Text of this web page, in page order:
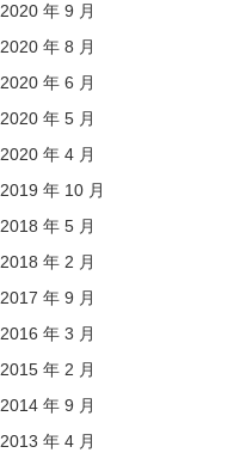
2020 年 9 月
2020 年 8 月
2020 年 6 月
2020 年 5 月
2020 年 4 月
2019 年 10 月
2018 年 5 月
2018 年 2 月
2017 年 9 月
2016 年 3 月
2015 年 2 月
2014 年 9 月
2013 年 4 月